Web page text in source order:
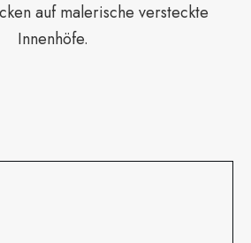
auf malerische versteckte
Innenhöfe.